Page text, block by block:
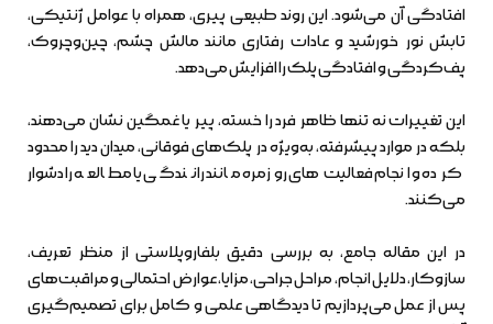
افتادگی آن می‌شود. این روند طبیعی پیری، همراه با عوامل ژنتیکی،
تابش نور خورشید و عادات رفتاری مانند مالش چشم، چین‌وچروک،
پف‌کردگی و افتادگی پلک را افزایش می‌دهد.
این تغییرات نه تنها ظاهر فرد را خسته، پیر یا غمگین نشان می‌دهند،
بلکه در موارد پیشرفته، به‌ویژه در پلک‌های فوقانی، میدان دید را محدود
کرده و انجام فعالیت‌های روزمره مانند رانندگی یا مطالعه را دشوار
می‌کنند.
در این مقاله جامع، به بررسی دقیق بلفاروپلاستی از منظر تعریف،
سازوکار، دلایل انجام، مراحل جراحی، مزایا، عوارض احتمالی و مراقبت‌های
پس از عمل می‌پردازیم تا دیدگاهی علمی و کامل برای تصمیم‌گیری